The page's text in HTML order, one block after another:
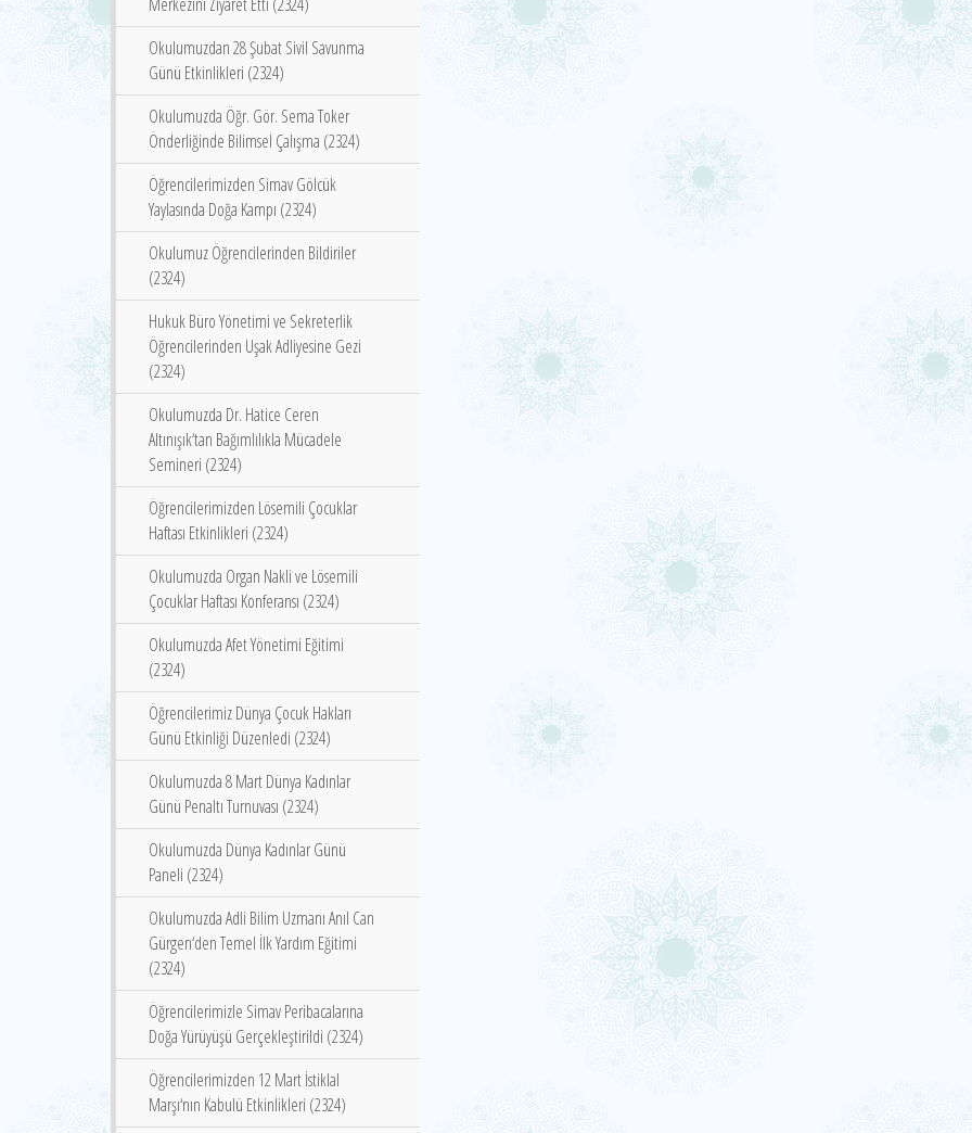
Okulumuzdan 28 Şubat Sivil Savunma
Günü Etkinlikleri (2324)
Okulumuzda Öğr. Gör. Sema Toker
Önderliğinde Bilimsel Çalışma (2324)
Öğrencilerimizden Simav Gölcük
Yaylasında Doğa Kampı (2324)
Okulumuz Öğrencilerinden Bildiriler
(2324)
Hukuk Büro Yönetimi ve Sekreterlik
Öğrencilerinden Uşak Adliyesine Gezi
(2324)
Okulumuzda Dr. Hatice Ceren
Altınışık‘tan Bağımlılıkla Mücadele
Semineri (2324)
Öğrencilerimizden Lösemili Çocuklar
Haftası Etkinlikleri (2324)
Okulumuzda Organ Nakli ve Lösemili
Çocuklar Haftası Konferansı (2324)
Okulumuzda Afet Yönetimi Eğitimi
(2324)
Öğrencilerimiz Dünya Çocuk Hakları
Günü Etkinliği Düzenledi (2324)
Okulumuzda 8 Mart Dünya Kadınlar
Günü Penaltı Turnuvası (2324)
Okulumuzda Dünya Kadınlar Günü
Paneli (2324)
Okulumuzda Adli Bilim Uzmanı Anıl Can
Gürgen‘den Temel İlk Yardım Eğitimi
(2324)
Öğrencilerimizle Simav Peribacalarına
Doğa Yürüyüşü Gerçekleştirildi (2324)
Öğrencilerimizden 12 Mart İstiklal
Marşı‘nın Kabulü Etkinlikleri (2324)